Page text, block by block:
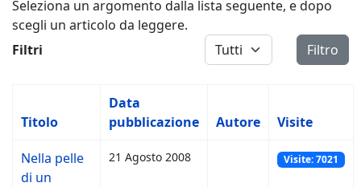
Seleziona un argomento dalla lista seguente, e dopo
scegli un articolo da leggere.
Filtri
Visualizza # Filtro
Titolo
Data
pubblicazione
Autore Visite
Nella pelle
di un
21 Agosto 2008 Visite: 7021